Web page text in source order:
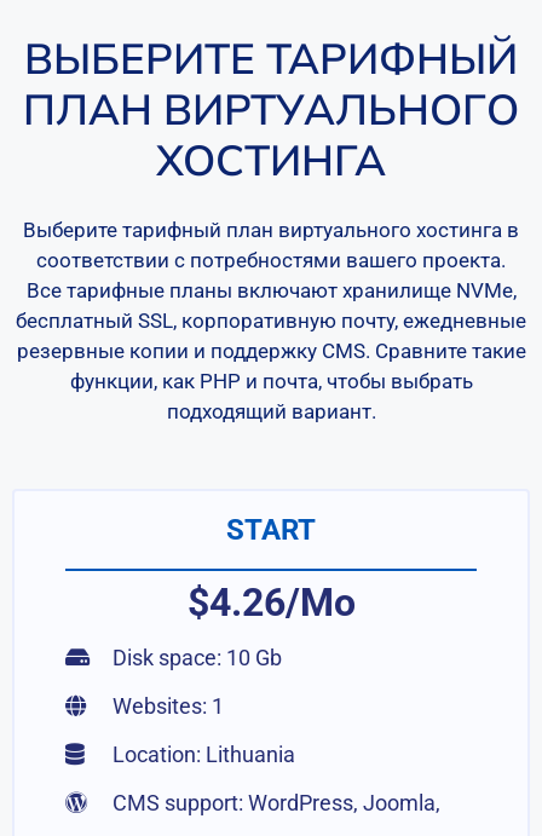
ВЫБЕРИТЕ ТАРИФНЫЙ
ПЛАН ВИРТУАЛЬНОГО
ХОСТИНГА
Выберите тарифный план виртуального хостинга в
соответствии с потребностями вашего проекта.
Все тарифные планы включают хранилище NVMe,
бесплатный SSL, корпоративную почту, ежедневные
резервные копии и поддержку CMS. Сравните такие
функции, как PHP и почта, чтобы выбрать
подходящий вариант.
START
$4.26/Mo
Disk space: 10 Gb
Websites: 1
Location: Lithuania
CMS support: WordPress, Joomla,